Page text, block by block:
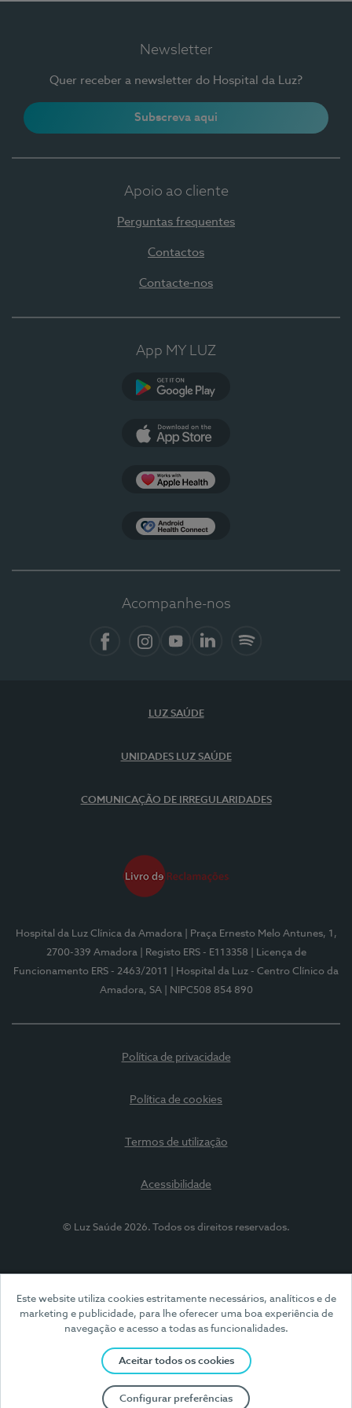
Este website utiliza cookies estritamente necessários, analíticos e de
marketing e publicidade, para lhe oferecer uma boa experiência de
navegação e acesso a todas as funcionalidades.
Aceitar todos os cookies
Configurar preferências
Newsletter
Quer receber a newsletter do Hospital da Luz?
Subscreva aqui
Apoio ao cliente
Perguntas frequentes
Contactos
Contacte-nos
App MY LUZ
Acompanhe-nos
LUZ SAÚDE
UNIDADES LUZ SAÚDE
COMUNICAÇÃO DE IRREGULARIDADES
Hospital da Luz Clínica da Amadora
| Praça Ernesto Melo Antunes, 1,
2700-339 Amadora
| Registo ERS - E113358
| Licença de
Funcionamento ERS - 2463/2011
| Hospital da Luz - Centro Clínico da
Amadora, SA
| NIPC508 854 890
Política de privacidade
Política de cookies
Termos de utilização
Acessibilidade
© Luz Saúde 2026. Todos os direitos reservados.